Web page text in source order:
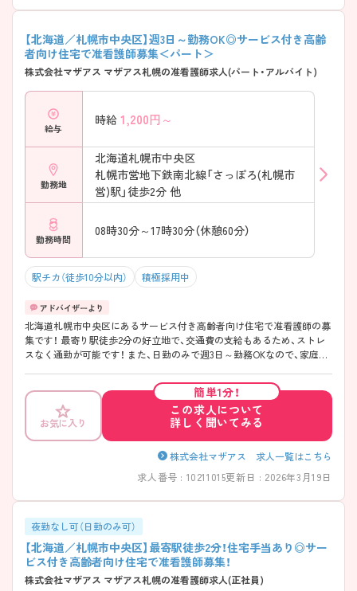
【北海道／札幌市中央区】週3日～勤務OK◎サービス付き高齢
者向け住宅で准看護師募集＜パート＞
株式会社マザアス マザアス札幌の准看護師求人(パート・アルバイト)
給与
時給 1,200円～
勤務地
北海道札幌市中央区
札幌市営地下鉄南北線「さっぽろ(札幌市
営)駅」徒歩2分 他
勤務時間
08時30分～17時30分（休憩60分）
駅チカ（徒歩10分以内） 積極採用中
北海道札幌市中央区にあるサービス付き高齢者向け住宅で准看護師の募
集です！ 最寄り駅徒歩2分の好立地で、交通費の支給もあるため、ストレ
スなく通勤が可能です！ また、日勤のみで週3日～勤務OKなので、家庭や
ントをお伝えしますので、お気軽にご連絡ください。
お気に入り
簡単1分！
この求人について
詳しく聞いてみる
株式会社マザアス 求人一覧はこちら
求人番号 : 10211015更新日 : 2026年3月19日
夜勤なし可（日勤のみ可）
【北海道／札幌市中央区】最寄駅徒歩2分！住宅手当あり◎サー
ビス付き高齢者向け住宅で准看護師募集！
株式会社マザアス マザアス札幌の准看護師求人(正社員)